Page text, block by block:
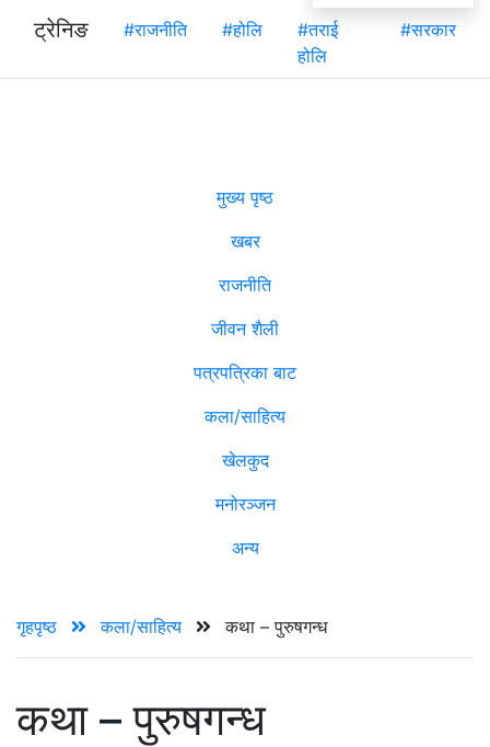
ट्रेनिङ
#राजनीति #होलि
#तराई
होलि
#सरकार
मुख्य पृष्ठ
खबर
राजनीति
जीवन शैली
पत्रपत्रिका बाट
कला/साहित्य
खेलकुद
मनोरञ्जन
अन्य
गृहपृष्ठ कला/साहित्य कथा – पुरुषगन्ध
कथा – पुरुषगन्ध